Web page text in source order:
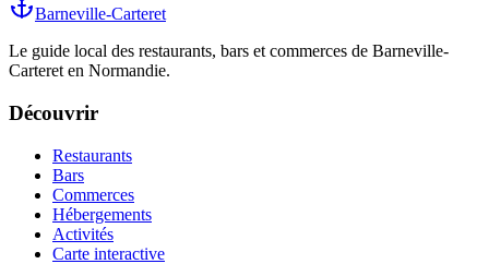
Barneville-Carteret
Le guide local des restaurants, bars et commerces de Barneville-
Carteret en Normandie.
Découvrir
Restaurants
Bars
Commerces
Hébergements
Activités
Carte interactive